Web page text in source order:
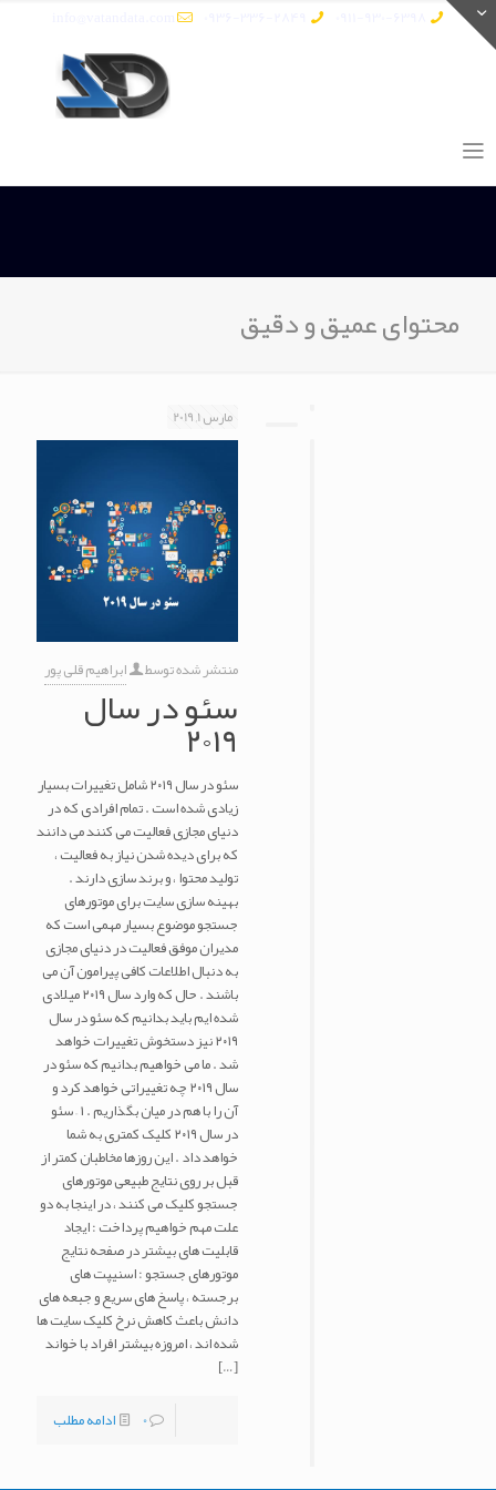
محتوای عمیق و دقیق
مارس 1, 2019
منتشر شده توسط ابراهیم قلی پور
سئو در سال
۲۰۱۹
سئو در سال ۲۰۱۹ شامل تغییرات بسیار
زیادی شده است . تمام افرادی که در
دنیای مجازی فعالیت می کنند می دانند
که برای دیده شدن نیاز به فعالیت ،
تولید محتوا ، و برند سازی دارند .
بهینه سازی سایت برای موتورهای
جستجو موضوع بسیار مهمی است که
مدیران موفق فعالیت در دنیای مجازی
به دنبال اطلاعات کافی پیرامون آن می
باشند . حال که وارد سال ۲۰۱۹ میلادی
شده ایم باید بدانیم که سئو در سال
۲۰۱۹ نیز دستخوش تغییرات خواهد
شد . ما می خواهیم بدانیم که سئو در
سال ۲۰۱۹ چه تغییراتی خواهد کرد و
آن را با هم در میان بگذاریم . ۱ – سئو
در سال ۲۰۱۹ کلیک کمتری به شما
خواهد داد . این روزها مخاطبان کمتر از
قبل بر روی نتایج طبیعی موتورهای
جستجو کلیک می کنند ، در اینجا به دو
علت مهم خواهیم پرداخت : ایجاد
قابلیت های بیشتر در صفحه نتایج
موتورهای جستجو : اسنیپت های
برجسته ، پاسخ های سریع و جبعه های
دانش باعث کاهش نرخ کلیک سایت ها
شده اند ، امروزه بیشتر افراد با خواند
[…]
0
ادامه مطلب